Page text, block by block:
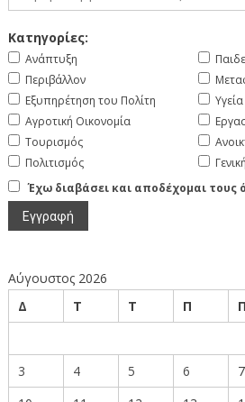
Κατηγορίες:
Ανάπτυξη
Περιβάλλον
Εξυπηρέτηση του Πολίτη
Αγροτική Οικονομία
Τουρισμός
Πολιτισμός
Υγεία
Έχω διαβάσει και αποδέχομαι τους
Αύγουστος 2026
Δ
Τ Τ Π Π
3
4 5 6 7